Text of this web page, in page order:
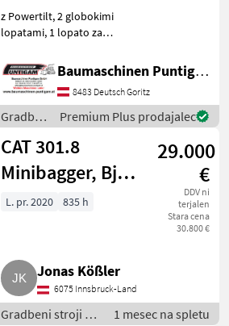
z Powertilt, 2 globokimi
lopatami, 1 lopato za
13826 Baumaschinen
Puntigam GmbH Naša
specialnost: nakup –
prodaja – najem gradbenih
stroj
Baumaschinen Puntigam GmbH
8483 Deutsch Goritz
Gradbeni
stroji /
CAT
Premium Plus prodajalec
CAT 301.8
Minibagger, Bj.
2020, nur 835
29.000
€
DDV ni
terjalen
Stara cena
30.800 €
L. pr. 2020 835 h
Jonas Kößler
6075 Innsbruck-Land
Gradbeni stroji /
1 mesec na spletu